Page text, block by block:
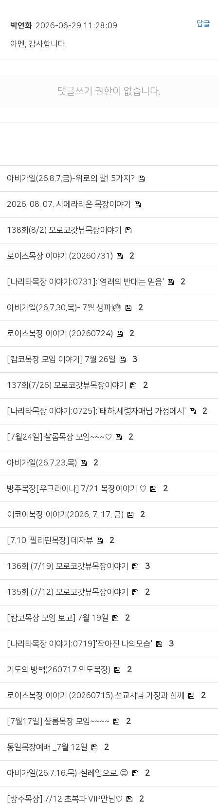
박연화 2026-06-29 11:28:09
아멘, 감사합니다.
답글
댓글쓰기 권한이 없습니다.
아비가일(26.8.7.금)-위로의 말! 5가지?
2026. 08. 07. 시에라리온 목장이야기
138회(8/2) 모로코갓뷰목장이야기
로이스목장 이야기 (20260731) 2
[나리타목장 이야기:0731]:'염려의 반대는 믿음' 2
아비가일(26.7.30.목)- 7월 생파!🎂 2
로이스목장 이야기 (20260724) 2
[캄코목장 모임 이야기] 7월 26일 3
137회(7/26) 모로코갓뷰목장이야기 2
[나리타목장 이야기:0725]:'태하,세령자매님 가정에서' 2
[7월24일] 샬롬목장 모임~~~♡ 2
아비가일(26.7.23.목) 2
방주목장[우크라이나] 7/21 목장이야기 ♡ 2
이코이목장 이야기(2026. 7. 17. 금) 2
[7.10. 필리핀목장] 데자뷰 2
136회 (7/19) 모로코갓뷰목장이야기 3
135회 (7/12) 모로코갓뷰목장이야기 2
[캄코목장 모임 보고] 7월 19일 2
[나리타목장 이야기:0719]'작아진 나의모습' 3
기도의 방벽(260717 인도목장) 2
로이스목장 이야기 (20260715) 선교샤님 가정과 함꼐 2
[7월17일] 샬롬목장 모임~~~~ 2
통일목장예배 _7월 12일 2
아비가일(26.7.16.목)-설레임으로..😊 2
[방주목장] 7/12 초복과 VIP만남♡ 2